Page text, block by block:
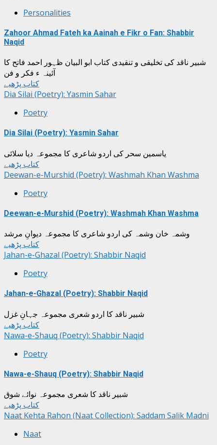
Personalities
Zahoor Ahmad Fateh ka Aainah e Fikr o Fan: Shabbir
Naqid
شبیر ناقد کی تخلیقی و تنقیدی کتاب ابو البیان ظہور احمد فاتح کا
آئینہ ء فکر و فن
کتاب پڑھیے
Dia Silai (Poetry): Yasmin Sahar
Poetry
Dia Silai (Poetry): Yasmin Sahar
کتاب پڑھیے
Deewan-e-Murshid (Poetry): Washmah Khan Washma
Poetry
Deewan-e-Murshid (Poetry): Washmah Khan Washma
وشمہ خان وشمہ کی اردو شاعری کا مجموعہ دیوانِ مرشد
کتاب پڑھیے
Jahan-e-Ghazal (Poetry): Shabbir Naqid
Poetry
Jahan-e-Ghazal (Poetry): Shabbir Naqid
شبیر ناقد کا اردو شعری مجموعہ جہانِ غزل
کتاب پڑھیے
Nawa-e-Shauq (Poetry): Shabbir Naqid
Poetry
Nawa-e-Shauq (Poetry): Shabbir Naqid
شبیر ناقد کا شعری مجموعہ نوائے شوق
کتاب پڑھیے
Naat Kehta Rahon (Naat Collection): Saddam Salik Madni
Naat